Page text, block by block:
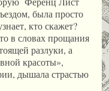
была просто
кто скажет?
в словах прощания
разлуки, а
красоты»,
дышала страстью